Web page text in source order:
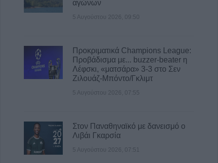
5 Αυγούστου 2026, 10:41
Την Κυριακή 9 Αυγούστου το 40ήμερο
5 Αυγούστου 2026, 10:36
αγώνων
5 Αυγούστου 2026, 09:50
Προκριματικά Champions League:
Προβάδισμα με... buzzer-beater η
Λέφσκι, «ματσάρα» 3-3 στο Σεν
Ζιλουάζ-Μπόντο/Γκλιμτ
5 Αυγούστου 2026, 07:55
Στον Παναθηναϊκό με δανεισμό ο
Λιβάι Γκαρσία
5 Αυγούστου 2026, 07:51